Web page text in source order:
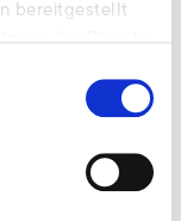
bereitgestellt